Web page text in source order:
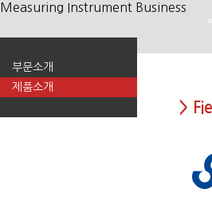
Measuring Instrument Business
부문소개
제품소개
>